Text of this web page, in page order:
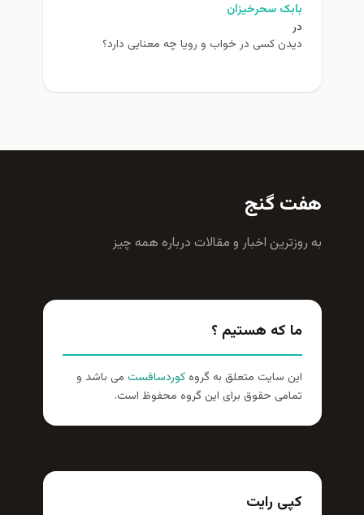
بابک سحرخیزان
در
دیدن کسی در خواب و رویا چه معنایی دارد؟
هفت گنج
به روزترين اخبار و مقالات درباره همه چيز
ما که هستیم ؟
این سایت متعلق به گروهکوردسافست می باشد و
تمامی حقوق برای این گروه محفوظ است.
کپی رایت